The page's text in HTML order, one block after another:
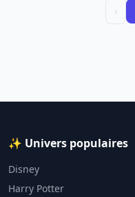
‹
✨ Univers populaires
Disney
Harry Potter